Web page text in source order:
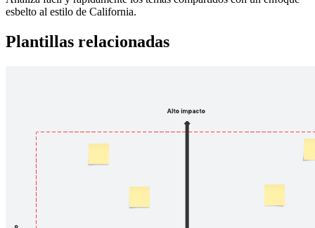
esbelto al estilo de California.
Plantillas relacionadas